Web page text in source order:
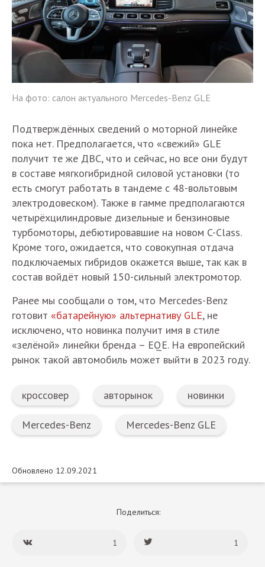
На фото: салон актуального Mercedes-Benz GLE
Подтверждённых сведений о моторной линейке
пока нет. Предполагается, что «свежий» GLE
получит те же ДВС, что и сейчас, но все они будут
в составе мягкогибридной силовой установки (то
есть смогут работать в тандеме с 48-вольтовым
электродовеском). Также в гамме предполагаются
четырёхцилиндровые дизельные и бензиновые
турбомоторы, дебютировавшие на новом C-Class.
Кроме того, ожидается, что совокупная отдача
подключаемых гибридов окажется выше, так как в
состав войдёт новый 150-сильный электромотор.
Ранее мы сообщали о том, что Mercedes-Benz
готовит «батарейную» альтернативу GLE, не
исключено, что новинка получит имя в стиле
«зелёной» линейки бренда – EQE. На европейский
рынок такой автомобиль может выйти в 2023 году.
кроссовер авторынок новинки
Mercedes-Benz Mercedes-Benz GLE
Обновлено 12.09.2021
Поделиться:
1 1